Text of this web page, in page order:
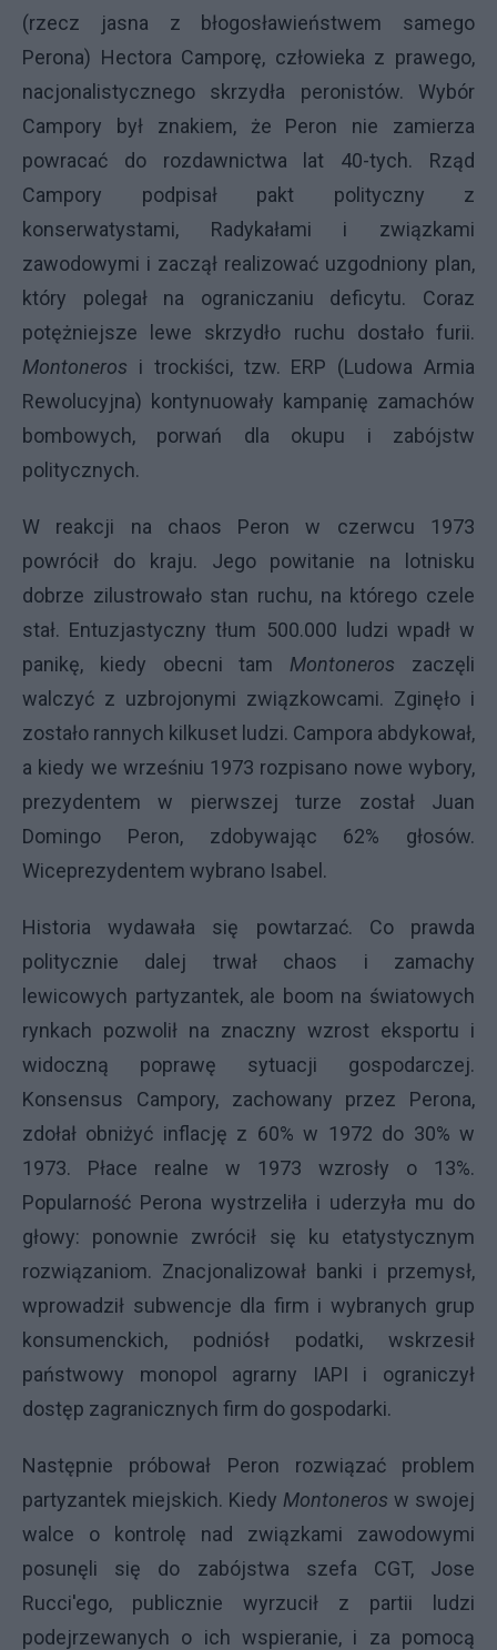
(rzecz jasna z błogosławieństwem samego
Perona) Hectora Camporę, człowieka z prawego,
nacjonalistycznego skrzydła peronistów. Wybór
Campory był znakiem, że Peron nie zamierza
powracać do rozdawnictwa lat 40-tych. Rząd
Campory podpisał pakt polityczny z
konserwatystami, Radykałami i związkami
zawodowymi i zaczął realizować uzgodniony plan,
który polegał na ograniczaniu deficytu. Coraz
potężniejsze lewe skrzydło ruchu dostało furii.
Montoneros i trockiści, tzw. ERP (Ludowa Armia
Rewolucyjna) kontynuowały kampanię zamachów
bombowych, porwań dla okupu i zabójstw
politycznych.
W reakcji na chaos Peron w czerwcu 1973
powrócił do kraju. Jego powitanie na lotnisku
dobrze zilustrowało stan ruchu, na którego czele
stał. Entuzjastyczny tłum 500.000 ludzi wpadł w
panikę, kiedy obecni tam Montoneros zaczęli
walczyć z uzbrojonymi związkowcami. Zginęło i
zostało rannych kilkuset ludzi. Campora abdykował,
a kiedy we wrześniu 1973 rozpisano nowe wybory,
prezydentem w pierwszej turze został Juan
Domingo Peron, zdobywając 62% głosów.
Wiceprezydentem wybrano Isabel.
Historia wydawała się powtarzać. Co prawda
politycznie dalej trwał chaos i zamachy
lewicowych partyzantek, ale boom na światowych
rynkach pozwolił na znaczny wzrost eksportu i
widoczną poprawę sytuacji gospodarczej.
Konsensus Campory, zachowany przez Perona,
zdołał obniżyć inflację z 60% w 1972 do 30% w
1973. Płace realne w 1973 wzrosły o 13%.
Popularność Perona wystrzeliła i uderzyła mu do
głowy: ponownie zwrócił się ku etatystycznym
rozwiązaniom. Znacjonalizował banki i przemysł,
wprowadził subwencje dla firm i wybranych grup
konsumenckich, podniósł podatki, wskrzesił
państwowy monopol agrarny IAPI i ograniczył
dostęp zagranicznych firm do gospodarki.
Następnie próbował Peron rozwiązać problem
partyzantek miejskich. Kiedy Montoneros w swojej
walce o kontrolę nad związkami zawodowymi
posunęli się do zabójstwa szefa CGT, Jose
Rucci'ego, publicznie wyrzucił z partii ludzi
podejrzewanych o ich wspieranie, i za pomocą